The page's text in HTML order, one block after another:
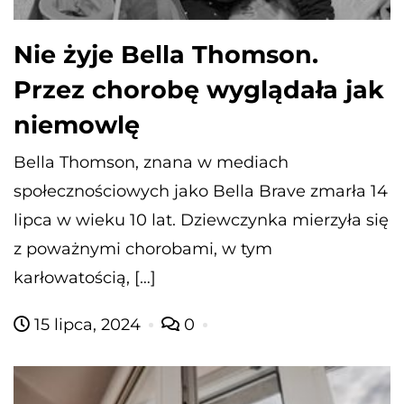
Nie żyje Bella Thomson.
Przez chorobę wyglądała jak
niemowlę
Bella Thomson, znana w mediach
społecznościowych jako Bella Brave zmarła 14
lipca w wieku 10 lat. Dziewczynka mierzyła się
z poważnymi chorobami, w tym
karłowatością, […]
15 lipca, 2024 0